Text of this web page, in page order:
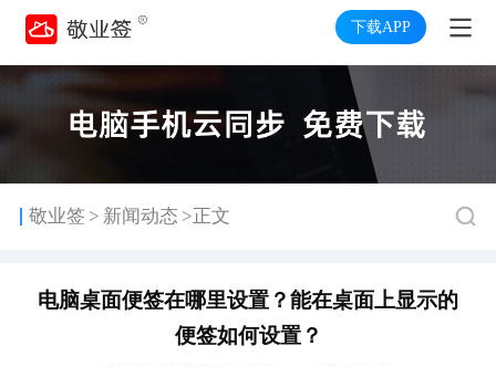
下载APP
敬业签 > 新闻动态 >正文
电脑桌面便签在哪里设置？能在桌面上显示的
便签如何设置？